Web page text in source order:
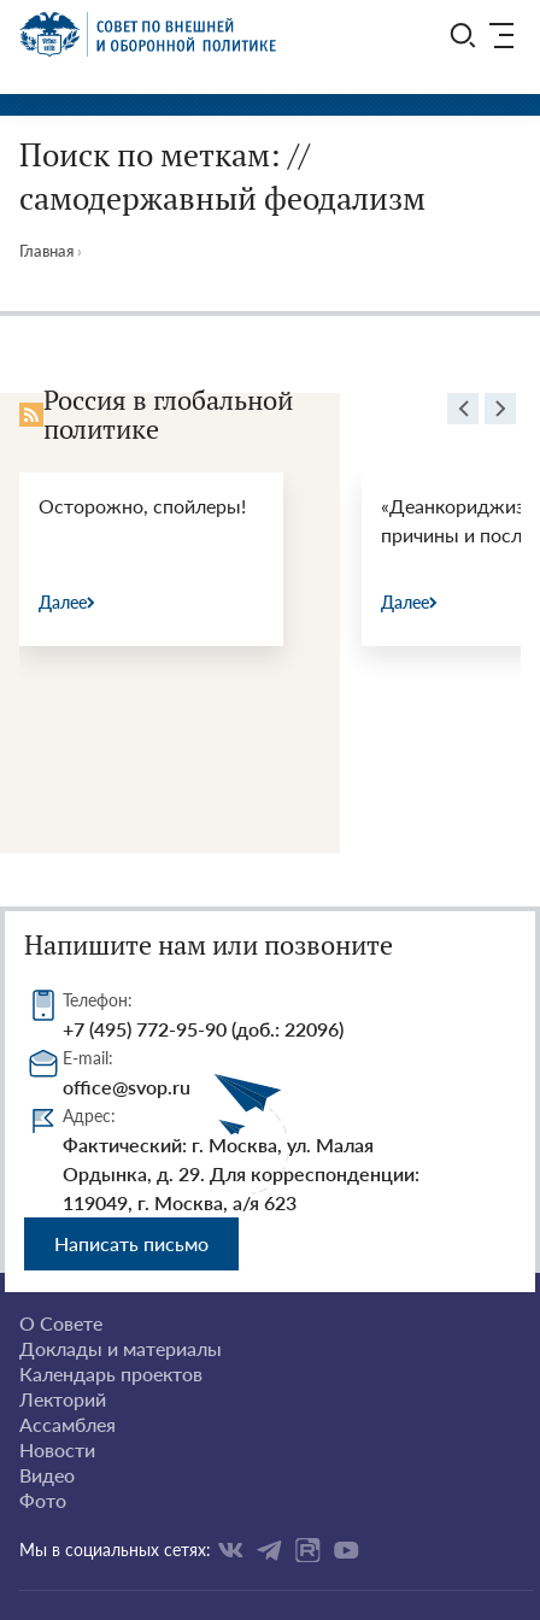
Перейти
СВОП
Поиск по меткам: //
самодержавный феодализм
Главная ›
Россия в глобальной
политике
Осторожно, спойлеры!
Далее
причины и
Далее
Напишите нам или позвоните
Телефон:
+7 (495) 772-95-90 (доб.: 22096)
E-mail:
office@svop.ru
Адрес:
Фактический: г. Москва, ул. Малая
Ордынка, д. 29. Для корреспонденции:
119049, г. Москва, а/я 623
Написать письмо
О Совете
Доклады и материалы
Календарь проектов
Лекторий
Ассамблея
Новости
Видео
Фото
Мы в социальных сетях: